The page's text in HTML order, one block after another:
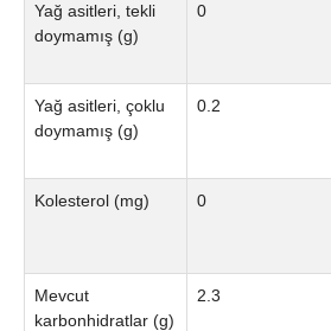
Yağ asitleri, tekli
doymamış (g)
0
Yağ asitleri, çoklu
doymamış (g)
0.2
Kolesterol (mg) 0
Mevcut
karbonhidratlar (g)
2.3